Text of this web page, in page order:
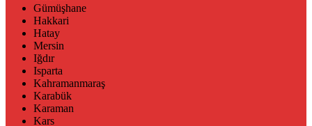
Gümüşhane
Hakkari
Hatay
Mersin
Iğdır
Isparta
Kahramanmaraş
Karabük
Karaman
Kars